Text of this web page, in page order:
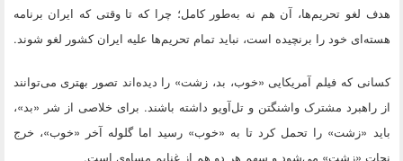
هدف لغو تحریم‌ها، آن هم نه به‌طور کامل؛ چرا که تا وقتی که ایران برنامه
هسته‌ای خود را برنچیده است، نباید تمام تحریم‌ها علیه ایران کشور لغو شوند.
کسانی که فیلم آمریکایی «خوب، بد، زشت» را دیده‌اند تصور بهتری می‌توانند
از راهبرد مشترک واشنگتن و تل‌آویو داشته باشند. برای خلاصی از شر «بد»،
باید «زشت» را تحمل کرد تا به «خوب» رسید اما گلوله آخر «خوب»، خرج
نجات «زشت» می‌شود و سهم هر دو هم از غنایم مساوی است.